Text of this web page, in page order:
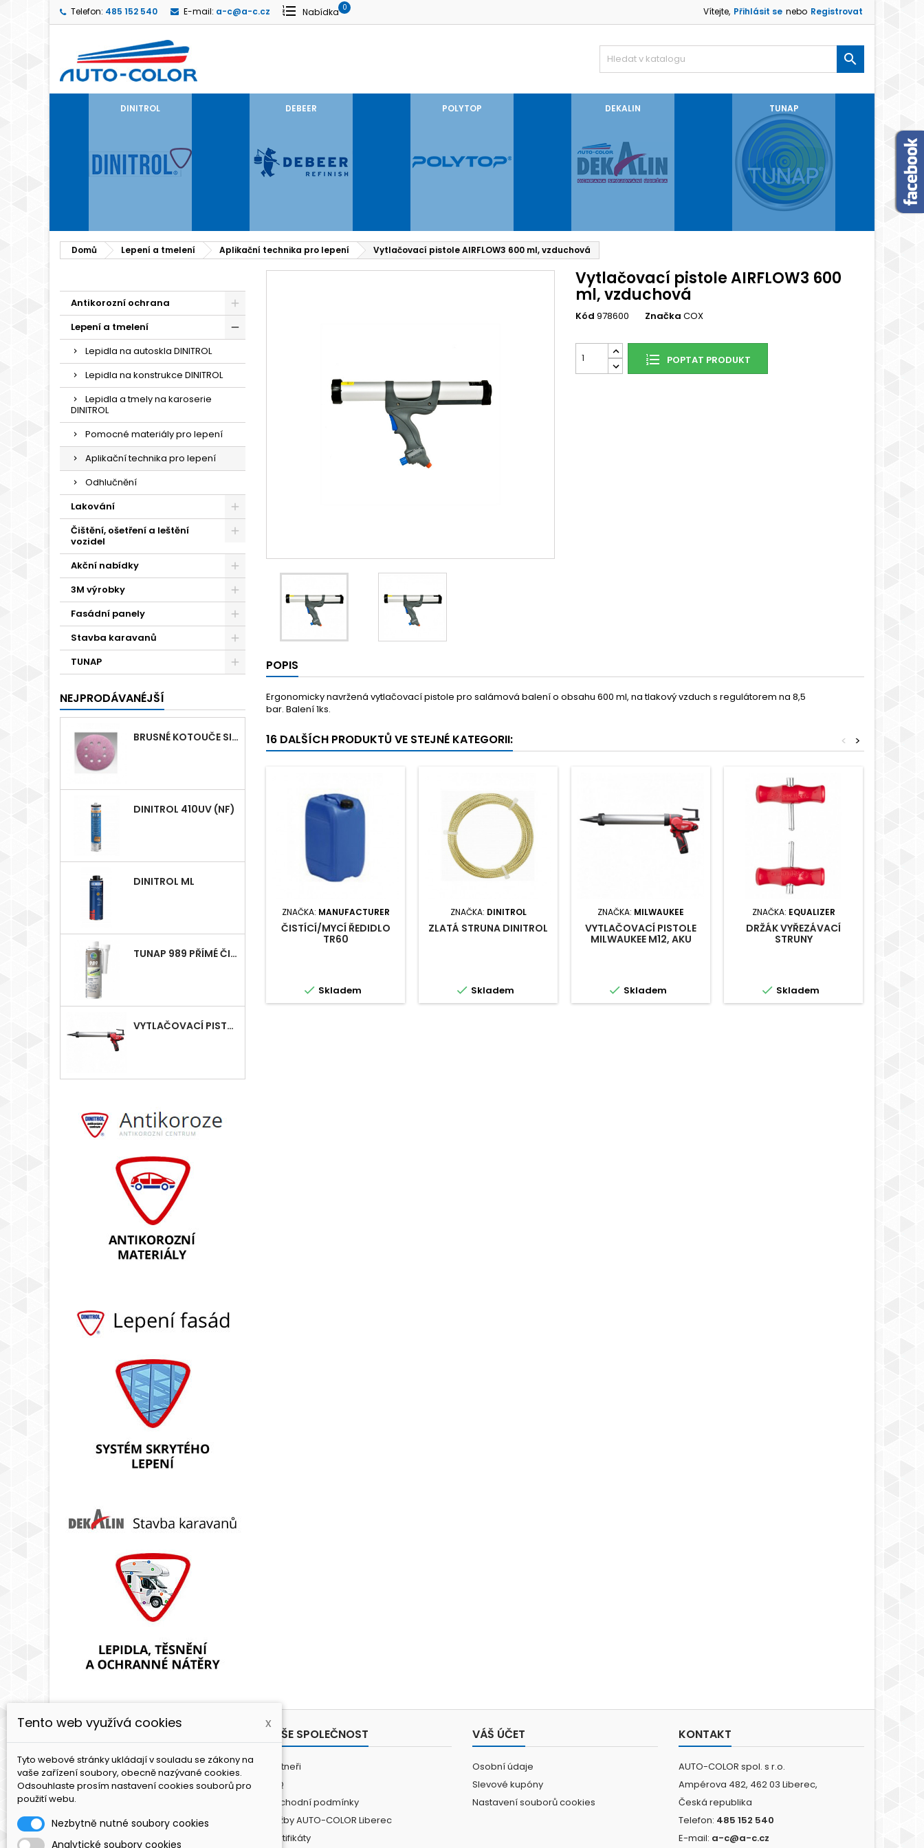
Telefon: 485 152 540 E-mail: a-c@a-c.cz Vítejte, Přihlásit se nebo Registrovat
Nabídka 0

DINITROL DEBEER POLYTOP DEKALIN TUNAP
Domů Lepení a tmelení Aplikační technika pro lepení Vytlačovací pistole AIRFLOW3 600 ml, vzduchová
Antikorozní ochrana
Lepení a tmelení
Lepidla na autoskla DINITROL
Lepidla na konstrukce DINITROL
Lepidla a tmely na karoserie
DINITROL
Pomocné materiály pro lepení
Aplikační technika pro lepení
Odhlučnění
Lakování
Čištění, ošetření a leštění
vozidel
Akční nabídky
3M výrobky
Fasádní panely
Stavba karavanů
TUNAP
NEJPRODÁVANÉJŠÍ
BRUSNÉ KOTOUČE SIASPEED D125MM S 8 OTVORY
DINITROL 410UV (NF)
DINITROL ML
TUNAP 989 PŘÍMÉ ČIŠTĚNÍ VSTŘIKOVÁNÍ - DIESEL
VYTLAČOVACÍ PISTOLE MILWAUKEE M12, AKU
Vytlačovací pistole AIRFLOW3 600
ml, vzduchová
Kód 978600 Značka COX
POPTAT PRODUKT
POPIS
Ergonomicky navržená vytlačovací pistole pro salámová balení o obsahu 600 ml, na tlakový vzduch s regulátorem na 8,5
bar. Balení 1ks.
16 DALŠÍCH PRODUKTŮ VE STEJNÉ KATEGORII: >
<
ZNAČKA: MANUFACTURER
ČISTÍCÍ/MYCÍ ŘEDIDLO
TR60
 Skladem
ZNAČKA: DINITROL
ZLATÁ STRUNA DINITROL
 Skladem
ZNAČKA: MILWAUKEE
VYTLAČOVACÍ PISTOLE
MILWAUKEE M12, AKU
 Skladem
ZNAČKA: EQUALIZER
DRŽÁK VYŘEZÁVACÍ
STRUNY
 Skladem
PRODUKTY
Antikoroze
Lepení a tmelení
Lakování
Leštění / Čištění
Fasádní panely
NAŠE SPOLEČNOST
Partneři
FAQ
Obchodní podmínky
Služby AUTO-COLOR Liberec
Certifikáty
VÁŠ ÚČET
Osobní údaje
Slevové kupóny
Nastavení souborů cookies
KONTAKT
AUTO-COLOR spol. s r.o.
Ampérova 482, 462 03 Liberec,
Česká republika
Telefon: 485 152 540
E-mail: a-c@a-c.cz
Tento web využívá cookies x
Tyto webové stránky ukládají v souladu se zákony na
vaše zařízení soubory, obecně nazývané cookies.
Odsouhlaste prosím nastavení cookies souborů pro
použití webu.
Nezbytně nutné soubory cookies
Analytické soubory cookies